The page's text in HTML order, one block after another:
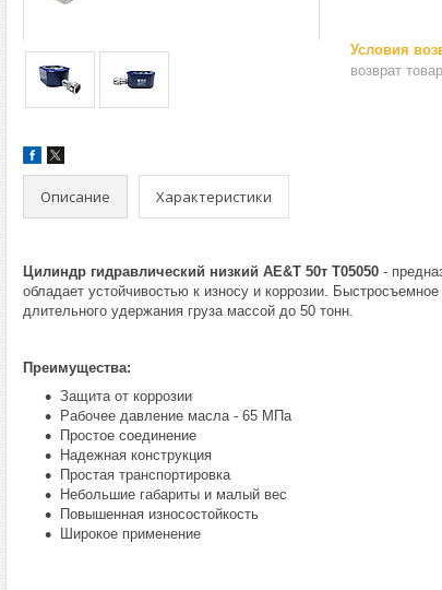
возврат
Описание Характеристики
Цилиндр гидравлический низкий AE&T 50т T05050 -
обладает устойчивостью к износу и коррозии.
длительного удержания груза массой до 50 тонн.
Преимущества:
Защита от коррозии
Рабочее давление масла - 65 МПа
Простое соединение
Надежная конструкция
Простая транспортировка
Небольшие габариты и малый вес
Повышенная износостойкость
Широкое применение